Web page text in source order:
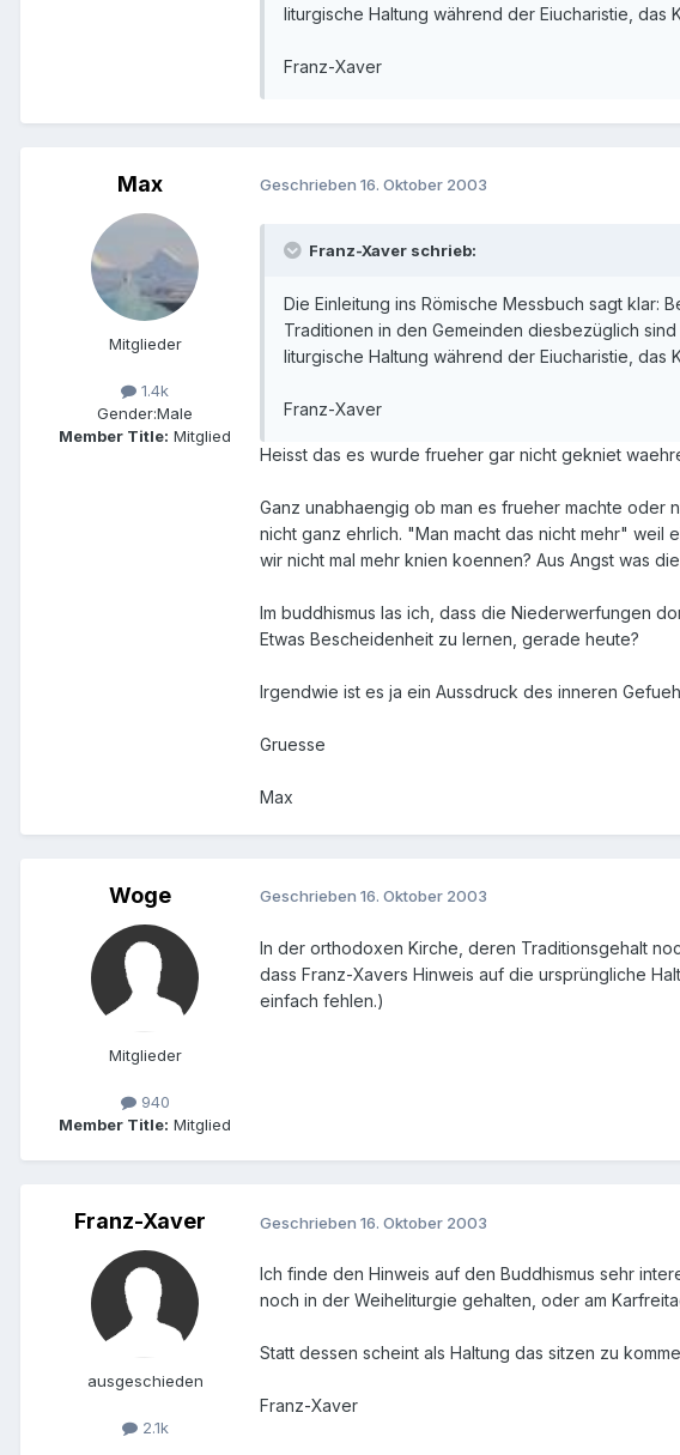
liturgische Haltung während der Eiucharistie, das
Franz-Xaver
Max
Mitglieder
1.4k
Gender:Male
Member Title: Mitglied
Geschrieben 16. Oktober 2003
Franz-Xaver schrieb:
Die Einleitung ins Römische Messbuch sagt klar:
Traditionen in den Gemeinden diesbezüglich
liturgische Haltung während der Eiucharistie, das
Franz-Xaver
Heisst das es wurde frueher gar nicht gekniet
Ganz unabhaengig ob man es frueher machte oder
nicht ganz ehrlich. "Man macht das nicht mehr" weil
wir nicht mal mehr knien koennen? Aus Angst was
Im buddhismus las ich, dass die Niederwerfungen
Etwas Bescheidenheit zu lernen, gerade heute?
Irgendwie ist es ja ein Aussdruck des inneren
Gruesse
Max
Woge
Mitglieder
940
Member Title: Mitglied
Geschrieben 16. Oktober 2003
In der orthodoxen Kirche, deren Traditionsgehalt
dass Franz-Xavers Hinweis auf die ursprüngliche
einfach fehlen.)
Franz-Xaver
ausgeschieden
2.1k
Geschrieben 16. Oktober 2003
Ich finde den Hinweis auf den Buddhismus sehr
noch in der Weiheliturgie gehalten, oder am
Statt dessen scheint als Haltung das sitzen zu
Franz-Xaver